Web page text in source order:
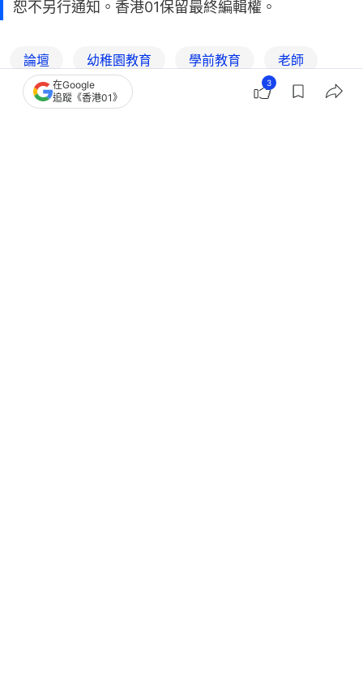
恕不另行通知。香港01保留最終編輯權。
論壇 幼稚園教育 學前教育 老師
教育局 教育 兒童成長
在Google
追蹤《香港01》
3